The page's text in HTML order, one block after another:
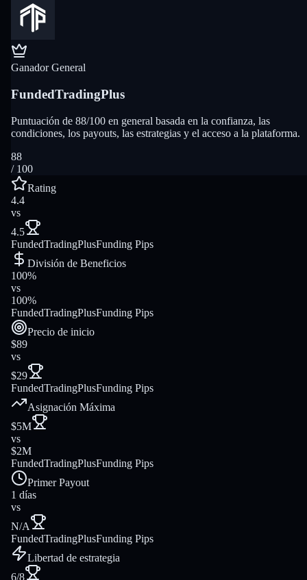
Ganador General
FundedTradingPlus
Puntuación de 88/100 en general basada en la confianza, las
condiciones, los payouts, las estrategias y el acceso a la plataforma.
88
/ 100
Rating
4.4
vs
4.5
FundedTradingPlusFunding Pips
División de Beneficios
100%
vs
100%
FundedTradingPlusFunding Pips
Precio de inicio
$89
vs
$29
FundedTradingPlusFunding Pips
Asignación Máxima
$5M
vs
$2M
FundedTradingPlusFunding Pips
Primer Payout
1 días
vs
N/A
FundedTradingPlusFunding Pips
Libertad de estrategia
6/8